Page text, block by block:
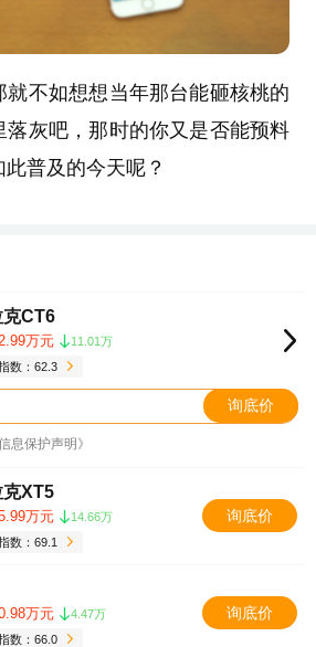
就不如想想当年那台能砸核桃的
落灰吧，那时的你又是否能预料
普及的今天呢？
CT6
万元
11.01万
数：62.3
询底价
息保护声明》
XT5
万元
14.66万
数：69.1
询底价
万元
4.47万
数：66.0
询底价